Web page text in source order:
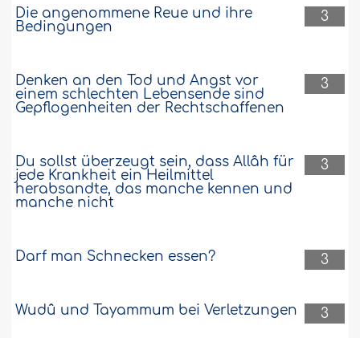
3
Die angenommene Reue und ihre
Bedingungen
3
Denken an den Tod und Angst vor
einem schlechten Lebensende sind
Gepflogenheiten der Rechtschaffenen
3
Du sollst überzeugt sein, dass Allâh für
jede Krankheit ein Heilmittel
herabsandte, das manche kennen und
manche nicht
3
Darf man Schnecken essen?
3
Wudû und Tayammum bei Verletzungen